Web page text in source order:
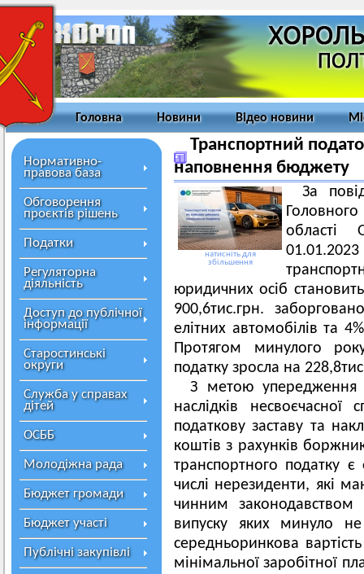
Головна Новини Відео новини
Нормативно-
правова база
Обговорення
проєктів рішень
Податки
Регуляторна
діяльність
Доступ до публічної
інформації
Старостинські
округи
Служба у справах
дітей
ОСББ
Молодіжна рада
Бюджет громади
Бюджет участі
Публічні закупівлі
Транспортний
наповнення бюджету
натисніть для
збільшення
За
області
юридичних осіб
900,6тис.грн.
елітних автомобілів та
Протягом минулого
податку зросла на
З метою упередження
наслідків
податкову заставу та
коштів з рахунків
транспортного податку
числі нерезиденти, які
чинним законодавством
випуску яких минуло
середньоринкова
мінімальної заробітної